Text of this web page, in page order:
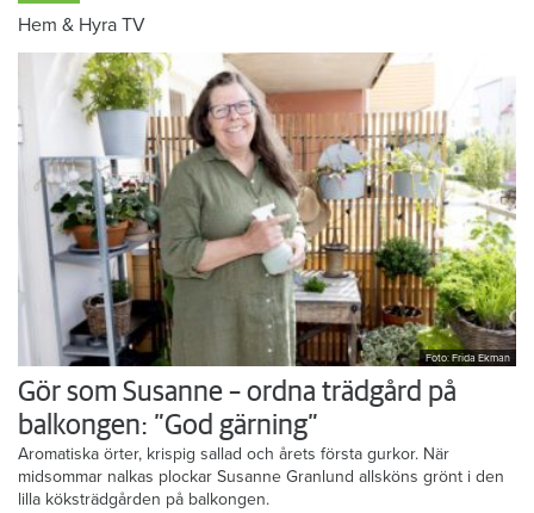
Hem & Hyra TV
Foto: Frida Ekman
Gör som Susanne – ordna trädgård på
balkongen: ”God gärning”
Aromatiska örter, krispig sallad och årets första gurkor. När
midsommar nalkas plockar Susanne Granlund allsköns grönt i den
lilla köksträdgården på balkongen.